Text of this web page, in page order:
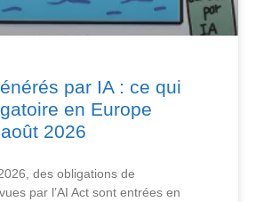
par IA : ce qui
en Europe
2026
des obligations de
par l’AI Act sont entrées en